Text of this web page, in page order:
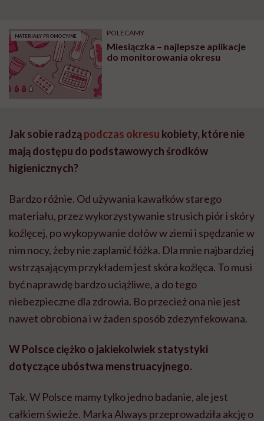
MATERIAŁY PROMOCYJNE POLECAMY
Miesiączka – najlepsze aplikacje
do monitorowania okresu
Jak sobie radząpodczas okresu kobiety, które nie
mają dostępu do podstawowych środków
higienicznych?
Bardzo różnie. Od używania kawałków starego
materiału, przez wykorzystywanie strusich piór i skóry
koźlęcej, po wykopywanie dołów w ziemi i spędzanie w
nim nocy, żeby nie zaplamić łóżka. Dla mnie najbardziej
wstrząsającym przykładem jest skóra koźlęca. To musi
być naprawdę bardzo uciążliwe, a do tego
niebezpieczne dla zdrowia. Bo przecież ona nie jest
nawet obrobiona i w żaden sposób zdezynfekowana.
W Polsce ciężko o jakiekolwiek statystyki
dotyczące ubóstwa menstruacyjnego.
Tak. W Polsce mamy tylko jedno badanie, ale jest
całkiem świeże. Marka Always przeprowadziła akcję o